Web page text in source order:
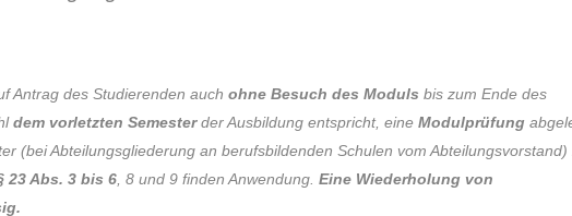
Antrag des Studierenden auch ohne Besuch des Moduls bis zum Ende des
dem vorletzten Semesterder Ausbildung entspricht, eine Modulprüfung
(bei Abteilungsgliederung an berufsbildenden Schulen vom Abteilungsvorstand)
23 Abs. 3 bis 6 , 8 und 9 finden Anwendung. Eine Wiederholung von